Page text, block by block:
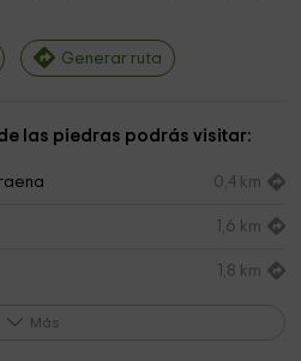
Generar ruta
las piedras podrás visitar:
0,4 km
1,6 km
1,8 km
Más